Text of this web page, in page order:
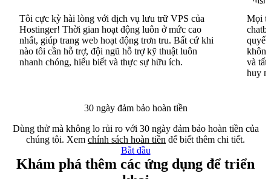
Tôi cực kỳ hài lòng với dịch vụ lưu trữ VPS của
Hostinger! Thời gian hoạt động luôn ở mức cao
nhất, giúp trang web hoạt động trơn tru. Bất cứ khi
nào tôi cần hỗ trợ, đội ngũ hỗ trợ kỹ thuật luôn
nhanh chóng, hiểu biết và thực sự hữu ích.
Mọi
quyết
và tất
huy
30 ngày đảm bảo hoàn tiền
Dùng thử mà không lo rủi ro với 30 ngày đảm bảo hoàn tiền của
chúng tôi. Xem chính sách hoàn tiền để biết thêm chi tiết.
Bắt đầu
Khám phá thêm các ứng dụng để triển